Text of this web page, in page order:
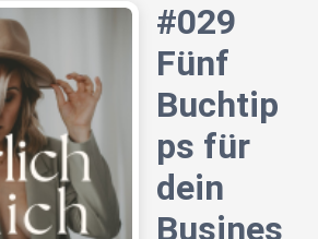
#029
Fünf
Buchtip
ps für
dein
Busines